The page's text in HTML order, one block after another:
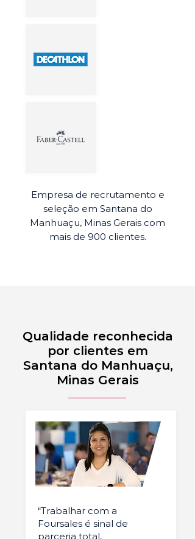
Empresa de recrutamento e
seleção em Santana do
Manhuaçu, Minas Gerais com
mais de 900 clientes.
Qualidade reconhecida
por clientes em
Santana do Manhuaçu,
Minas Gerais
“Trabalhar com a
Foursales é sinal de
parceria total,